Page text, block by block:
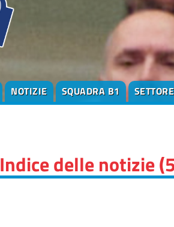
NOTIZIE SQUADRA B1
Indice delle notizie